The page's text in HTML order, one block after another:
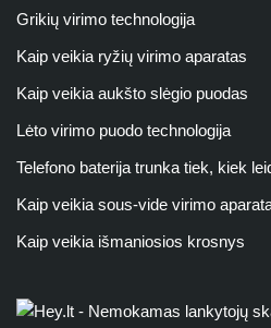
Grikių virimo technologija
Kaip veikia ryžių virimo aparatas
Kaip veikia aukšto slėgio puodas
Lėto virimo puodo technologija
Telefono baterija trunka tiek, kiek
Kaip veikia sous-vide virimo
Kaip veikia išmaniosios krosnys